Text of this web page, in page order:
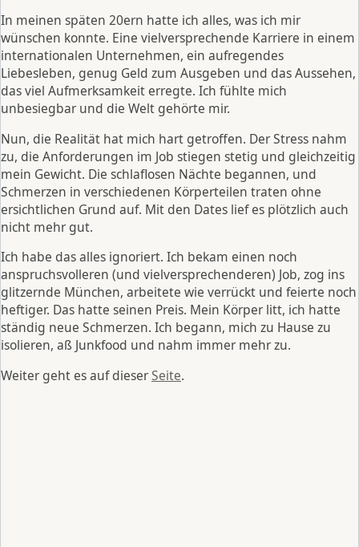
In meinen späten 20ern hatte ich alles, was ich mir
wünschen konnte. Eine vielversprechende Karriere in einem
internationalen Unternehmen, ein aufregendes
Liebesleben, genug Geld zum Ausgeben und das Aussehen,
das viel Aufmerksamkeit erregte. Ich fühlte mich
unbesiegbar und die Welt gehörte mir.
Nun, die Realität hat mich hart getroffen. Der Stress nahm
zu, die Anforderungen im Job stiegen stetig und gleichzeitig
mein Gewicht. Die schlaflosen Nächte begannen, und
Schmerzen in verschiedenen Körperteilen traten ohne
ersichtlichen Grund auf. Mit den Dates lief es plötzlich auch
nicht mehr gut.
Ich habe das alles ignoriert. Ich bekam einen noch
anspruchsvolleren (und vielversprechenderen) Job, zog ins
glitzernde München, arbeitete wie verrückt und feierte noch
heftiger. Das hatte seinen Preis. Mein Körper litt, ich hatte
ständig neue Schmerzen. Ich begann, mich zu Hause zu
isolieren, aß Junkfood und nahm immer mehr zu.
Weiter geht es auf dieserSeite.